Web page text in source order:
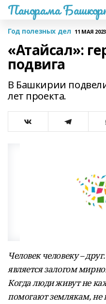
Панорама
Год полезных дел 11 МАЯ
«Атайсал»:
подвига
В Башкирии
лет проекта.
Человек человеку –
является залогом
Когда люди живут не
помогают землякам,